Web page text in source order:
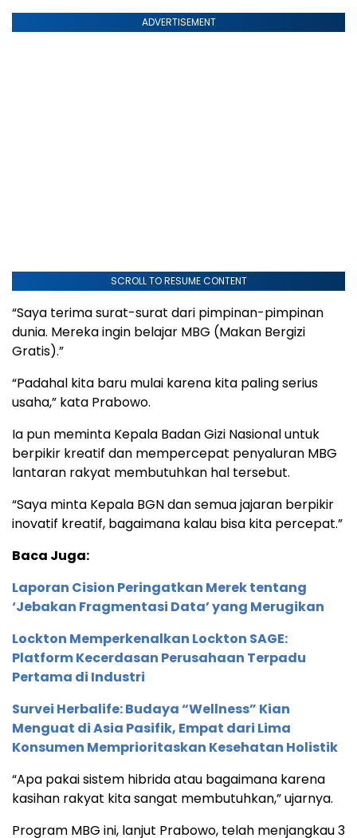
ADVERTISEMENT
SCROLL TO RESUME CONTENT
“Saya terima surat-surat dari pimpinan-pimpinan
dunia. Mereka ingin belajar MBG (Makan Bergizi
Gratis).”
“Padahal kita baru mulai karena kita paling serius
usaha,” kata Prabowo.
Ia pun meminta Kepala Badan Gizi Nasional untuk
berpikir kreatif dan mempercepat penyaluran MBG
lantaran rakyat membutuhkan hal tersebut.
“Saya minta Kepala BGN dan semua jajaran berpikir
inovatif kreatif, bagaimana kalau bisa kita percepat.”
Baca Juga:
Laporan Cision Peringatkan Merek tentang
‘Jebakan Fragmentasi Data’ yang Merugikan
Lockton Memperkenalkan Lockton SAGE:
Platform Kecerdasan Perusahaan Terpadu
Pertama di Industri
Survei Herbalife: Budaya “Wellness” Kian
Menguat di Asia Pasifik, Empat dari Lima
Konsumen Memprioritaskan Kesehatan Holistik
“Apa pakai sistem hibrida atau bagaimana karena
kasihan rakyat kita sangat membutuhkan,” ujarnya.
Program MBG ini, lanjut Prabowo, telah menjangkau 3